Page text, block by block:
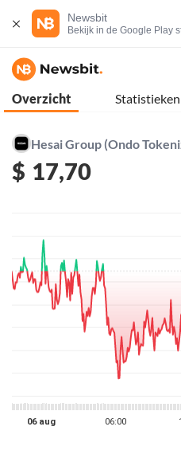
Newsbit
Bekijk in de Google Play
Overzicht Statistieken
Hesai Group (Ondo
$ 17,70